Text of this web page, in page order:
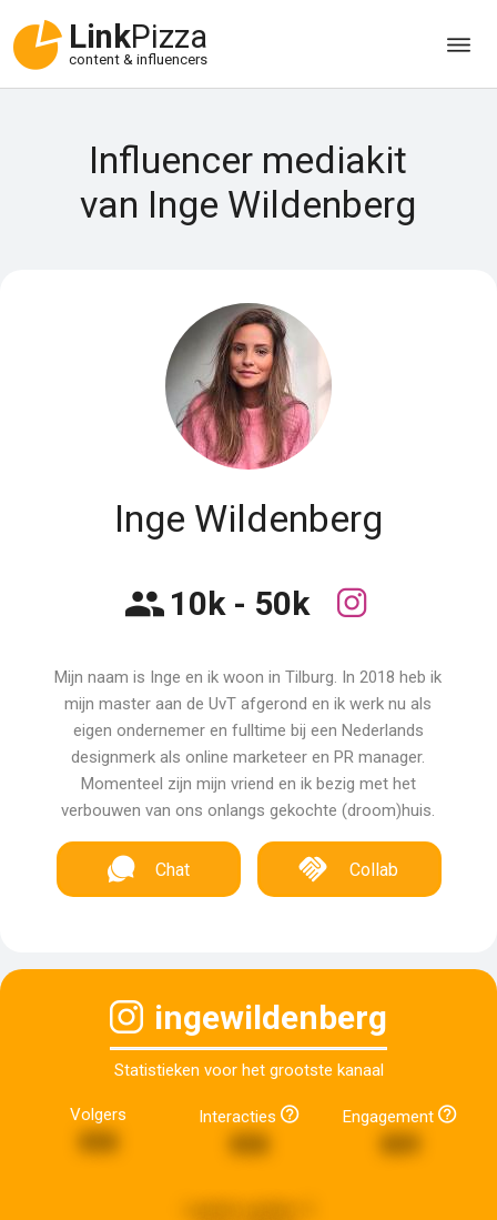
LinkPizza
content & influencers
Influencer mediakit
van Inge Wildenberg
Inge Wildenberg
10k - 50k
Mijn naam is Inge en ik woon in Tilburg. In 2018 heb ik
mijn master aan de UvT afgerond en ik werk nu als
eigen ondernemer en fulltime bij een Nederlands
designmerk als online marketeer en PR manager.
Momenteel zijn mijn vriend en ik bezig met het
verbouwen van ons onlangs gekochte (droom)huis.
Chat Collab
ingewildenberg
Statistieken voor het grootste kanaal
Volgers
858
Interacties
858
Engagement